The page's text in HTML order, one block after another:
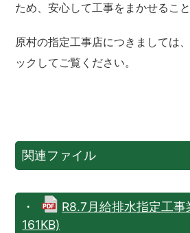
ため、安心して工事をまかせること
原村の指定工事店につきましては
ックしてご覧ください。
関連ファイル
・
R8.7月給排水指定工
161KB)